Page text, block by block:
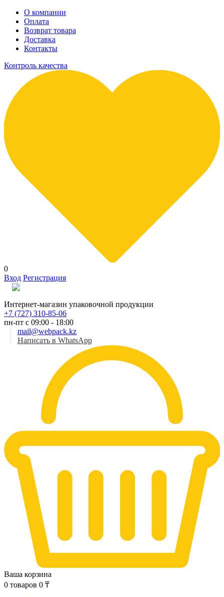
О компании
Оплата
Возврат товара
Доставка
Контакты
Контроль качества
0
Вход Регистрация
Интернет-магазин упаковочной продукции
+7 (727) 310-85-06
пн-пт с 09:00 - 18:00
mail@webpack.kz
Написать в WhatsApp
Ваша корзина
0 товаров 0 ₸